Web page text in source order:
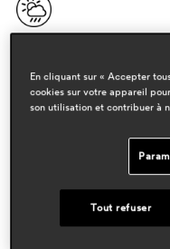
designers
pedrali r&d
En cliquant sur « Accepter
cookies sur votre appareil
son utilisation et contribuer à
Tout refuser